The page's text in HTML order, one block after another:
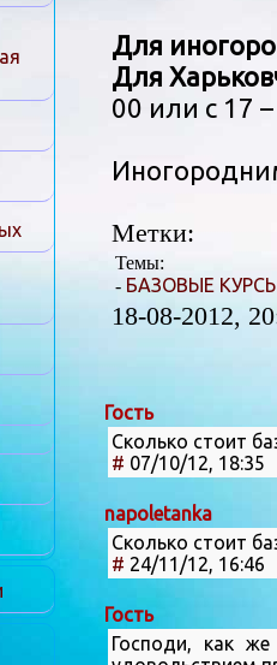
Для
Для
00 или с 17
Метки:
Темы:
- БАЗОВЫЕ
18-08-2012,
Гость
Сколько стоит
# 07/10/12, 18:35
napoletanka
Сколько стоит
# 24/11/12, 16:46
Гость
Господи, как